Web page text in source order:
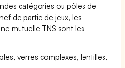
catégories ou pôles de
de partie de jeux, les
mutuelle TNS sont les
verres complexes, lentilles,